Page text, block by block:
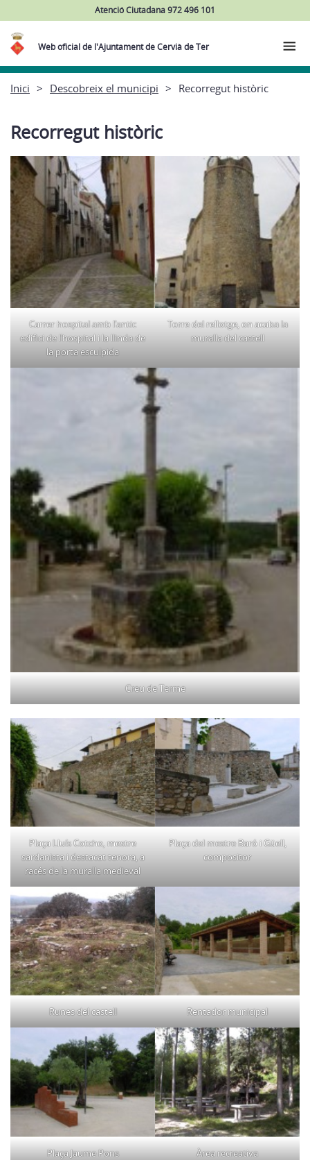
Atenció Ciutadana 972 496 101
Web oficial de l'Ajuntament de Cervià de Ter
Inici Descobreix el municipi Recorregut històric
Recorregut històric
Carrer hospital amb l’antic
edifici de l’hospital i la llinda de
la porta esculpida
Torre del rellotge, on acaba la
muralla del castell
Creu de Terme
Plaça Lluís Cotcho, mestre
sardanista i destacat tenora, a
racés de la muralla medieval
Plaça del mestre Baró i Güell,
compositor
Runes del castell Rentador municipal
Plaça Jaume Pons Àrea recreativa